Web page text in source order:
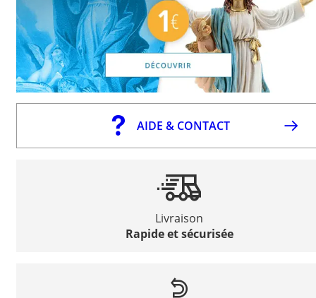
AIDE & CONTACT
Livraison
Rapide et sécurisée